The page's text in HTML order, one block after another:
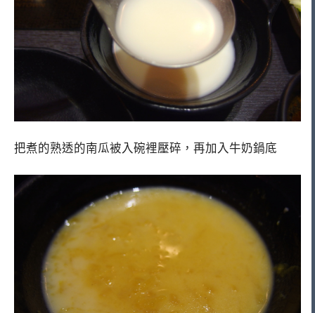
把煮的熟透的南瓜被入碗裡壓碎，再加入牛奶鍋底